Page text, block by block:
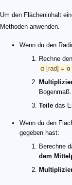
Um den Flächeninhalt
Methoden anwenden.
Wenn du den
Rechne
α [rad] = α
Bogenmaß.
Teile das
Wenn du den
gegeben hast:
Berechne
dem